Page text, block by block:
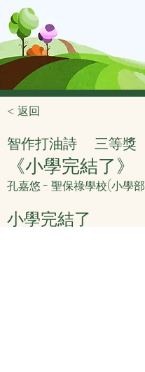
< 返回
智作打油詩 三等獎
《小學完結了》
孔嘉悠 - 聖保祿學校(小學
小學完結了